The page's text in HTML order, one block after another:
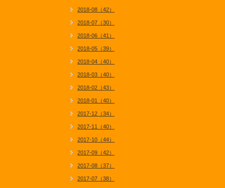
2018-08（42）
2018-07（30）
2018-06（41）
2018-05（39）
2018-04（40）
2018-03（40）
2018-02（43）
2018-01（40）
2017-12（34）
2017-11（40）
2017-10（44）
2017-09（42）
2017-08（37）
2017-07（38）